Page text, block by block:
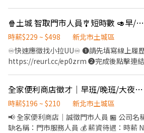
束營業前，統計銷售情形、盤點貨品存量🍿土城 智取門市人員🎐短時數 🥑早/晚班
時薪$229 ~ $498
新北市土城區
♾️快速應徵找小拉UU♾️ ❶請先填寫線上履歷
https://reurl.cc/ep0zrm ❷完成後點擊連結
運、盤點、理貨、上架 🧹 維持門市環境及
間門市 🔄 配合蝦皮店到店工作內容及鄰近
教育訓練＋店面實習，新手也OK！ ◆上班
班另有獎金+20=時薪249 ⏰ 時段： 早班：
全家便利商店徵才｜早班/晚班/大夜班/表現優異可晉升店長
時薪$196 ~ $210
新北市土城區
📢 全家便利商店｜誠徵門市人員 🏪 公司名稱：全家便利商店 💼 職
缺名稱：門市服務人員 💰 薪資待遇：時薪 NT$196 元起（依工作能